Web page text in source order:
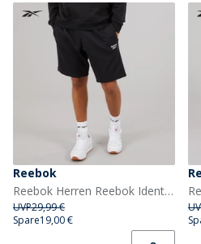
Reebok
Reebok Herren Reebok Identity Kleines Logo Fleece Shorts Schwarz
UVP29,99 €
Spare19,00 €